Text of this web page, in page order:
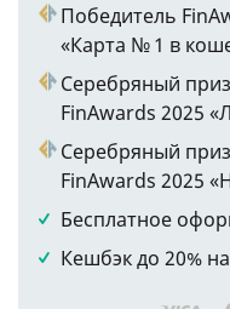
Победитель
«Карта № 1 в
Серебряный
FinAwards 2025
Серебряный
FinAwards 2025
Бесплатное
Кешбэк до 20%